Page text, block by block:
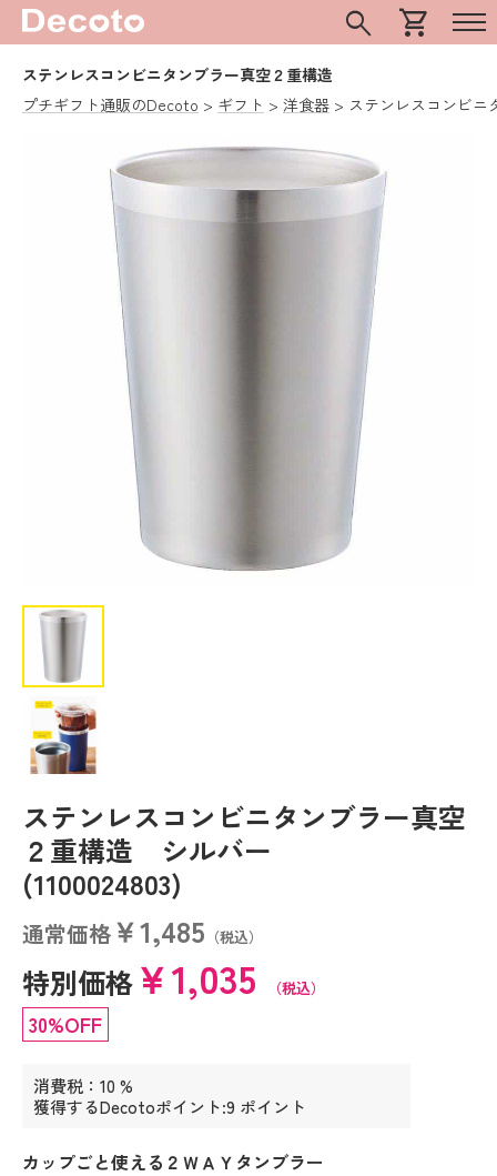
search shopping_cart
ステンレスコンビニタンブラー真空２重構造
プチギフト通販のDecoto
ギフト 洋食器 ステンレスコンビニ
ステンレスコンビニタンブラー真空
２重構造 シルバー
(1100024803)
通常価格￥1,485 （税込）
特別価格￥1,035 （税込）
30%OFF
消費税：10 %
獲得するDecotoポイント:9 ポイント
カップごと使える２ＷＡＹタンブラー